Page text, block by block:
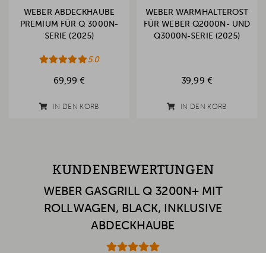
WEBER ABDECKHAUBE
PREMIUM FÜR Q 3000N-
SERIE (2025)
5.0
69,99 €
IN DEN KORB
WEBER WARMHALTEROST
FÜR WEBER Q2000N- UND
Q3000N-SERIE (2025)
39,99 €
IN DEN KORB
KUNDENBEWERTUNGEN
WEBER GASGRILL Q 3200N+ MIT
ROLLWAGEN, BLACK, INKLUSIVE
ABDECKHAUBE